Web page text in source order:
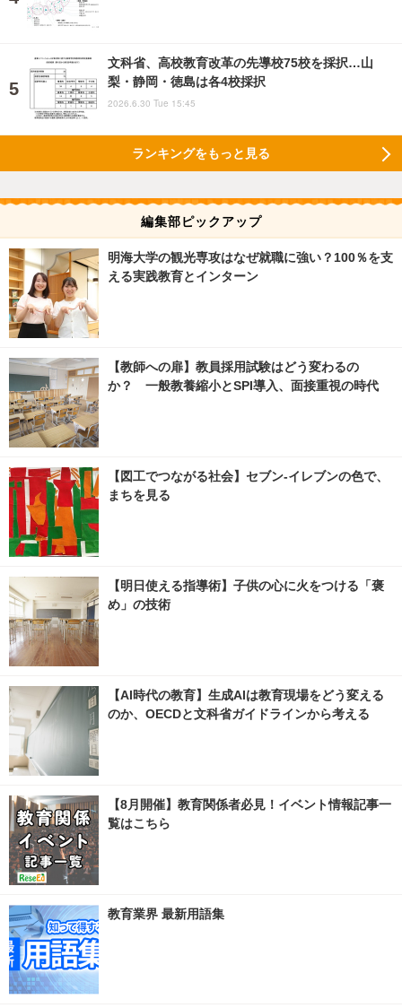
文科省、高校教育改革の先導校75校を採択…山
梨・静岡・徳島は各4校採択
2026.6.30 Tue 15:45
ランキングをもっと見る
編集部ピックアップ
明海大学の観光専攻はなぜ就職に強い？100％を支
える実践教育とインターン
【教師への扉】教員採用試験はどう変わるの
か？ 一般教養縮小とSPI導入、面接重視の時代
【図工でつながる社会】セブン‐イレブンの色で、
まちを見る
【明日使える指導術】子供の心に火をつける「褒
め」の技術
【AI時代の教育】生成AIは教育現場をどう変える
のか、OECDと文科省ガイドラインから考える
【8月開催】教育関係者必見！イベント情報記事一
覧はこちら
教育業界 最新用語集